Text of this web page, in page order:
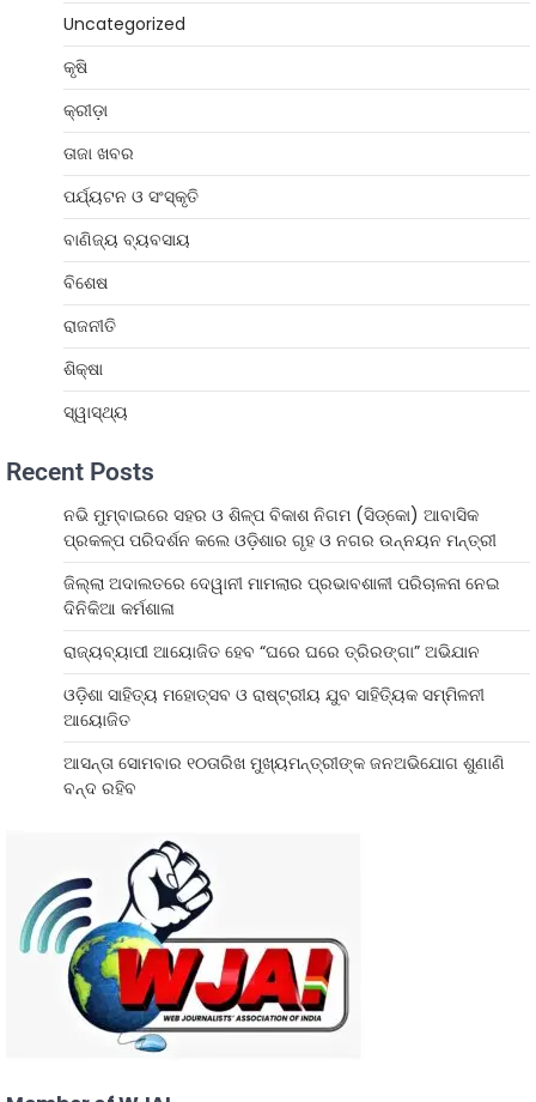
Uncategorized
କୃଷି
କ୍ରୀଡ଼ା
ତାଜା ଖବର
ପର୍ଯ୍ୟଟନ ଓ ସଂସ୍କୃତି
ବାଣିଜ୍ୟ ବ୍ୟବସାୟ
ବିଶେଷ
ରାଜନୀତି
ଶିକ୍ଷା
ସ୍ୱାସ୍ଥ୍ୟ
Recent Posts
ନଭି ମୁମ୍ବାଇରେ ସହର ଓ ଶିଳ୍ପ ବିକାଶ ନିଗମ (ସିଡ୍‌କୋ) ଆବାସିକ
ପ୍ରକଳ୍ପ ପରିଦର୍ଶନ କଲେ ଓଡ଼ିଶାର ଗୃହ ଓ ନଗର ଉନ୍ନୟନ ମନ୍ତ୍ରୀ
ଜିଲ୍ଲା ଅଦାଲତରେ ଦେୱାନୀ ମାମଲାର ପ୍ରଭାବଶାଳୀ ପରିଚାଳନା ନେଇ
ଦିନିକିଆ କର୍ମଶାଳା
ରାଜ୍ୟବ୍ୟାପୀ ଆୟୋଜିତ ହେବ “ଘରେ ଘରେ ତ୍ରିରଙ୍ଗା” ଅଭିଯାନ
ଓଡ଼ିଶା ସାହିତ୍ୟ ମହୋତ୍ସବ ଓ ରାଷ୍ଟ୍ରୀୟ ଯୁବ ସାହିତ୍ୟିକ ସମ୍ମିଳନୀ
ଆୟୋଜିତ
ଆସନ୍ତା ସୋମବାର ୧୦ତାରିଖ ମୁଖ୍ୟମନ୍ତ୍ରୀଙ୍କ ଜନଅଭିଯୋଗ ଶୁଣାଣି
ବନ୍ଦ ରହିବ